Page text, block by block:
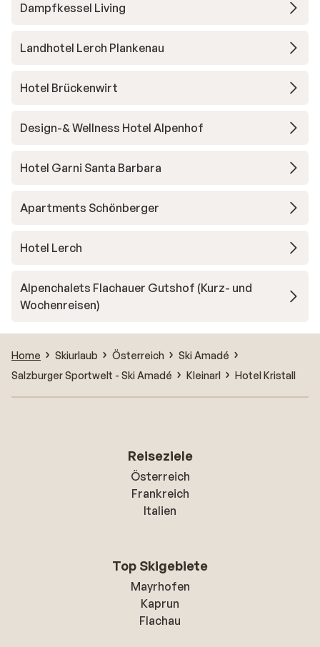
Dampfkessel Living
Landhotel Lerch Plankenau
Hotel Brückenwirt
Design-& Wellness Hotel Alpenhof
Hotel Garni Santa Barbara
Apartments Schönberger
Hotel Lerch
Alpenchalets Flachauer Gutshof (Kurz- und
Wochenreisen)
Home Skiurlaub Österreich
Ski Amadé
Salzburger Sportwelt - Ski Amadé
Kleinarl Hotel Kristall
Reiseziele
Österreich
Frankreich
Italien
Top Skigebiete
Mayrhofen
Kaprun
Flachau